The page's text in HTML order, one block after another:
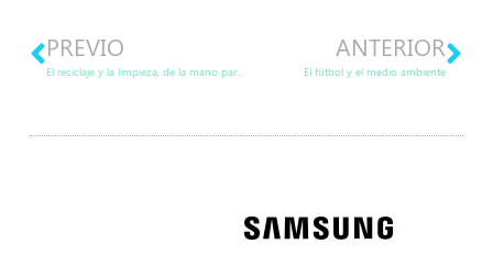
PREVIO
El reciclaje y la limpieza, de la mano para salvar a nuestra Tierra
ANTERIOR
El fútbol y el medio ambiente